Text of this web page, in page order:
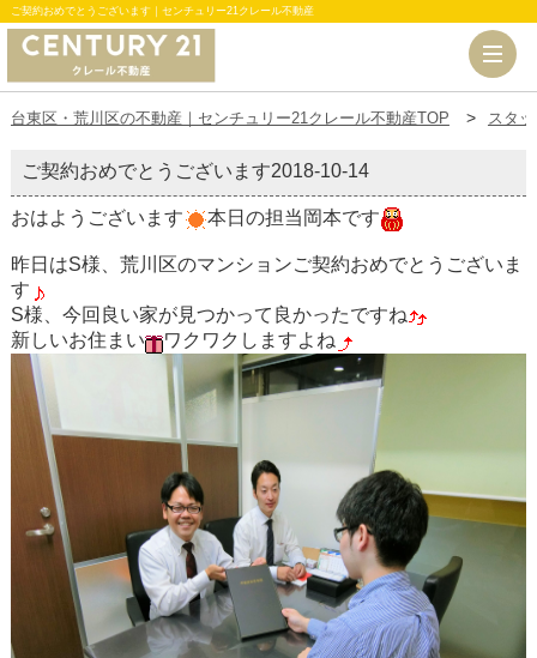
ご契約おめでとうございます｜センチュリー21クレール不動産
台東区・荒川区の不動産｜センチュリー21クレール不動産TOP スタ
ご契約おめでとうございます2018-10-14
おはようございます 本日の担当岡本です
昨日はS様、荒川区のマンションご契約おめでとうございま
す
S様、今回良い家が見つかって良かったですね
新しいお住まい
ワクワクしますよね